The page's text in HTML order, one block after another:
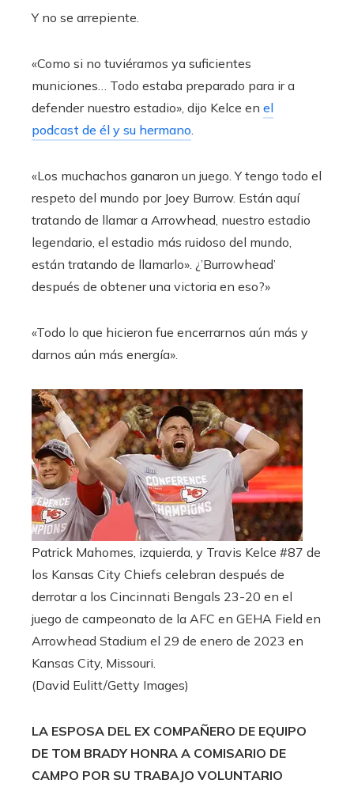
Y no se arrepiente.
«Como si no tuviéramos ya suficientes
municiones… Todo estaba preparado para ir a
defender nuestro estadio», dijo Kelce en el
podcast de él y su hermano
«Los muchachos ganaron un juego. Y tengo todo el
respeto del mundo por Joey Burrow. Están aquí
tratando de llamar a Arrowhead, nuestro estadio
legendario, el estadio más ruidoso del mundo,
están tratando de llamarlo». ¿’Burrowhead’
después de obtener una victoria en eso?»
«Todo lo que hicieron fue encerrarnos aún más y
darnos aún más energía».
Patrick Mahomes, izquierda, y Travis Kelce #87 de
los Kansas City Chiefs celebran después de
derrotar a los Cincinnati Bengals 23-20 en el
juego de campeonato de la AFC en GEHA Field en
Arrowhead Stadium el 29 de enero de 2023 en
Kansas City, Missouri.
(David Eulitt/Getty Images)
LA ESPOSA DEL EX COMPAÑERO DE EQUIPO
DE TOM BRADY HONRA A COMISARIO DE
CAMPO POR SU TRABAJO VOLUNTARIO